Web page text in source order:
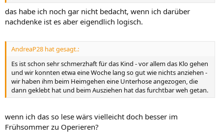
das habe ich noch gar nicht bedacht, wenn ich darüber
nachdenke ist es aber eigendlich logisch.
AndreaP28 hat gesagt.:
Es ist schon sehr schmerzhaft für das Kind - vor allem das Klo gehen
und wir konnten etwa eine Woche lang so gut wie nichts anziehen -
wir haben ihm beim Heimgehen eine Unterhose angezogen, die
dann geklebt hat und beim Ausziehen hat das furchtbar weh getan.
wenn ich das so lese wärs vielleicht doch besser im
Frühsommer zu Operieren?